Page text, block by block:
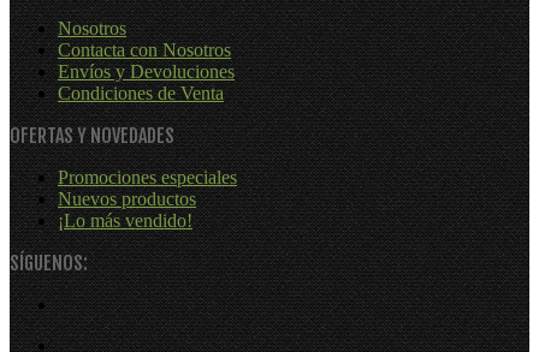
Nosotros
Contacta con Nosotros
Envíos y Devoluciones
Condiciones de Venta
OFERTAS Y NOVEDADES
Promociones especiales
Nuevos productos
¡Lo más vendido!
SÍGUENOS: